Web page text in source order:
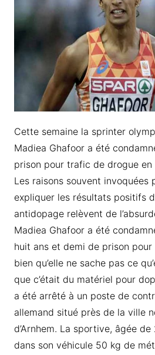
Cette semaine la sprinter
Madiea Ghafoor a été
prison pour trafic de drogue en
Les raisons souvent invoquées
expliquer les résultats positifs
antidopage relèvent de
Madiea Ghafoor a été
huit ans et demi de prison
bien qu’elle ne sache pas ce
que c’était du matériel pour
a été arrêté à un poste de
allemand situé près de la ville
d’Arnhem. La sportive, âgée
dans son véhicule 50 kg de